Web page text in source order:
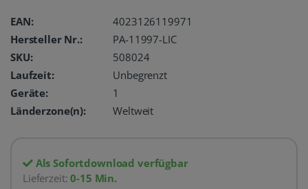
EAN:
4023126119971
Hersteller Nr.:
PA-11997-LIC
SKU:
508024
Laufzeit:
Unbegrenzt
Geräte:
1
Länderzone(n):
Weltweit
Als Sofortdownload verfügbar
Lieferzeit:0-15 Min.